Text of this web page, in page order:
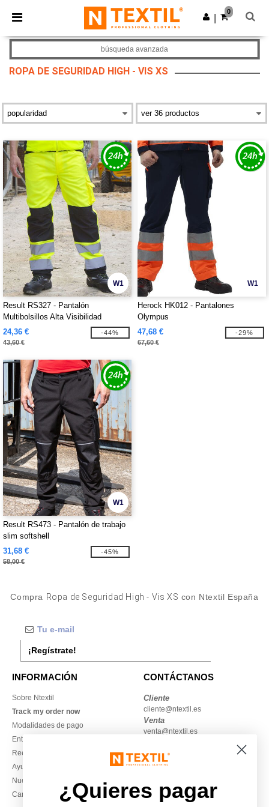
× App de Ntextil
¡Mejores precios en app!
Descargar app
0
ROPA DE SEGURIDAD HIGH - VIS XS
búsqueda avanzada
W1
Result RS327 - Pantalón
Multibolsillos Alta Visibilidad
24,36 €
43,60 €
-44%
W1
Herock HK012 - Pantalones
Olympus
47,68 €
67,60 €
-29%
W1
Result RS473 - Pantalón de trabajo
slim softshell
31,68 €
58,00 €
-45%
Compra Ropa de Seguridad High - Vis XS con Ntextil España
¡Regístrate!
INFORMACIÓN
Sobre Ntextil
Track my order now
Modalidades de pago
Entrega
Reembolsos / devoluciones
Ayuda & FAQs
Nuestros compromisos
Camisetas locales al por mayor
CONTÁCTANOS
Cliente
cliente@ntextil.es
Venta
venta@ntextil.es
930 410 200
Viernes: 10:00–14:00
¿Quieres pagar